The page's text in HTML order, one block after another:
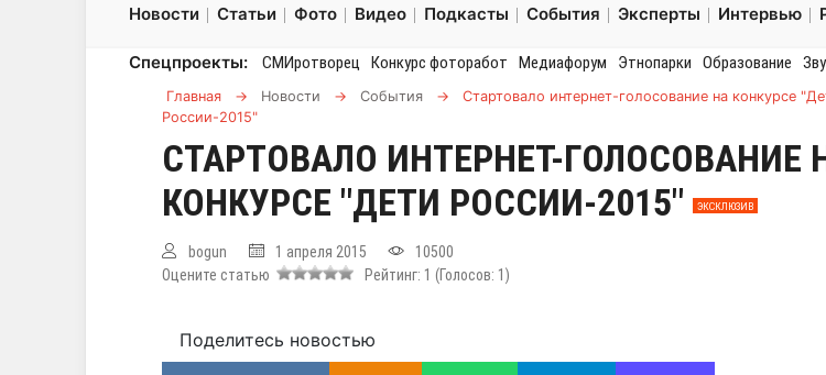
Новости Статьи Фото Видео Подкасты События Эксперты Интервью
Спецпроекты: СМИротворец Конкурс фоторабот Медиафорум Этнопарки Образование
Главная → Новости → События →
Стартовало интернет-голосование на конкурсе
России-2015"
СТАРТОВАЛО ИНТЕРНЕТ-ГОЛОСОВАНИЕ
КОНКУРСЕ "ДЕТИ РОССИИ-2015"
ЭКСКЛЮЗИВ
bogun 1 апреля 2015
10500
Оцените статью
Рейтинг: 1 (Голосов: 1 )
Поделитесь новостью